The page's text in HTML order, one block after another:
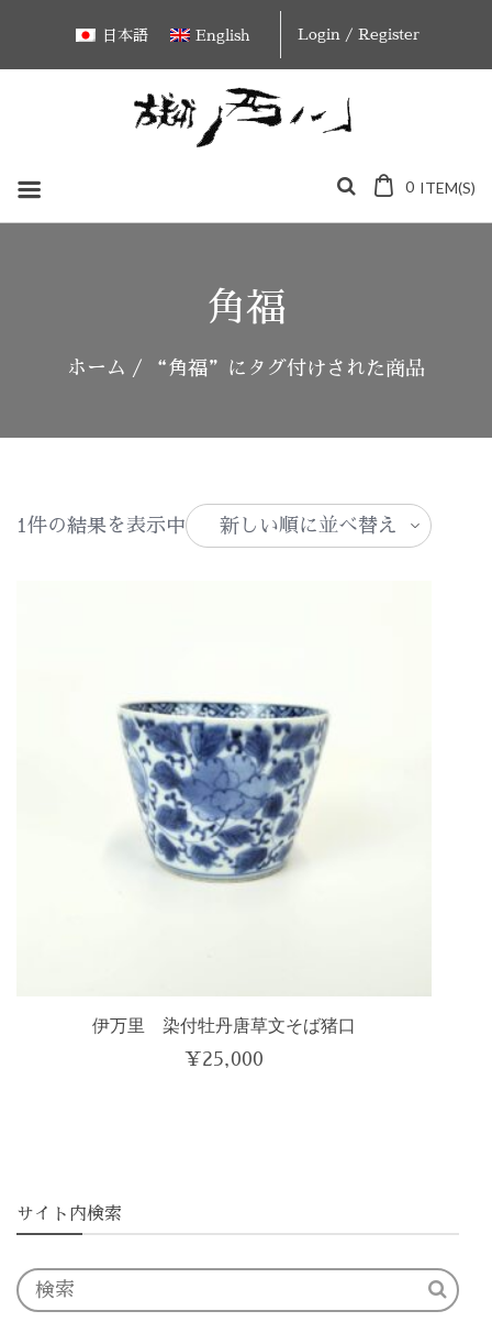
content
日本語 English Login / Register
0 ITEM(S)
角福
ホーム / “角福”にタグ付けされた商品
1件の結果を表示中
伊万里 染付牡丹唐草文そば猪口
¥25,000
サイト内検索